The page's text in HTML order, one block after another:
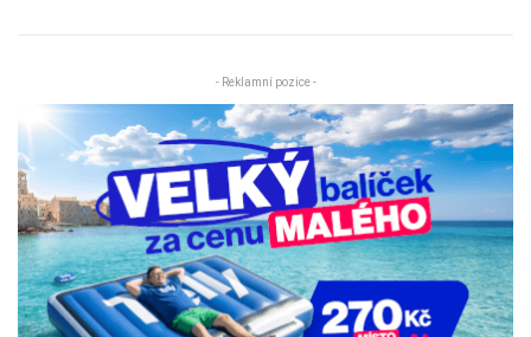
- Reklamní pozice -